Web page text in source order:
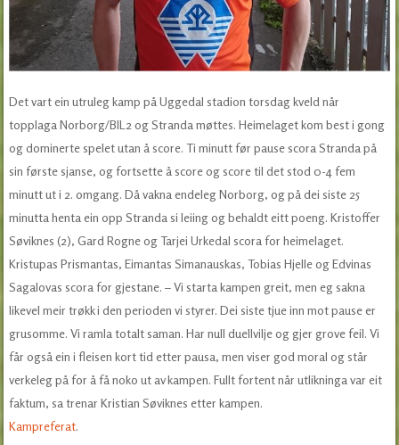
Det vart ein utruleg kamp på Uggedal stadion torsdag kveld når
topplaga Norborg/BIL2 og Stranda møttes. Heimelaget kom best i gong
og dominerte spelet utan å score. Ti minutt før pause scora Stranda på
sin første sjanse, og fortsette å score og score til det stod 0-4 fem
minutt ut i 2. omgang. Då vakna endeleg Norborg, og på dei siste 25
minutta henta ein opp Stranda si leiing og behaldt eitt poeng. Kristoffer
Søviknes (2), Gard Rogne og Tarjei Urkedal scora for heimelaget.
Kristupas Prismantas, Eimantas Simanauskas, Tobias Hjelle og Edvinas
Sagalovas scora for gjestane. – Vi starta kampen greit, men eg sakna
likevel meir trøkk i den perioden vi styrer. Dei siste tjue inn mot pause er
grusomme. Vi ramla totalt saman. Har null duellvilje og gjer grove feil. Vi
får også ein i fleisen kort tid etter pausa, men viser god moral og står
verkeleg på for å få noko ut av kampen. Fullt fortent når utlikninga var eit
faktum, sa trenar Kristian Søviknes etter kampen.
Kampreferat.